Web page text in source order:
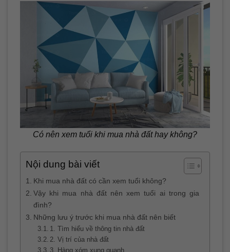
Có nên xem tuổi khi mua nhà đất hay không?
Nội dung bài viết
Khi mua nhà đất có cần xem tuổi không?
Vậy khi mua nhà đất nên xem tuổi ai trong gia
đình?
Những lưu ý trước khi mua nhà đất nên biết
1. Tìm hiểu về thông tin nhà đất
2. Vị trí của nhà đất
3. Hàng xóm xung quanh